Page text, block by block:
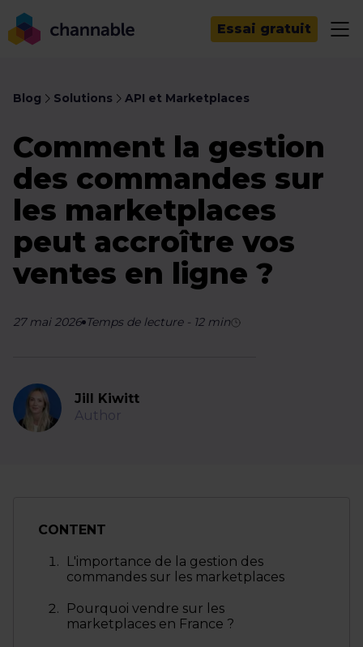
Essai gratuit
Blog Solutions API et Marketplaces
Comment la gestion
des commandes sur
les marketplaces
peut accroître vos
ventes en ligne ?
27 mai 2026 Temps de lecture- 12min
Jill Kiwitt
Author
CONTENT
L'importance de la gestion des
commandes sur les marketplaces
Pourquoi vendre sur les
marketplaces en France ?